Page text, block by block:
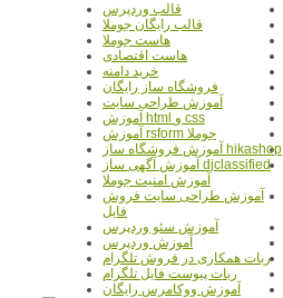
قالب وردپرس
قالب رایگان جوملا
هاست جوملا
هاست اقتصادی
خرید دامنه
فروشگاه ساز رایگان
آموزش طراحی سایت
آموزش html و css
آموزش rsform جوملا
آموزش فروشگاه ساز hikashop
آموزش آگهی ساز djclassified
آموزش امنیت جوملا
آموزش طراحی سایت فروش
فایل
آموزش سئو وردپرس
آموزش وردپرس
ربات همکاری در فروش تلگرام
ربات پیوست فایل تلگرام
آموزش ووکامرس رایگان